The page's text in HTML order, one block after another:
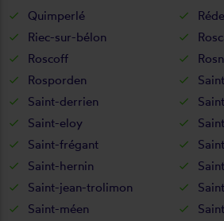
Quimperlé
Riec-sur-bélon
Roscoff
Rosporden
Saint-derrien
Saint-eloy
Saint-frégant
Saint-hernin
Saint-jean-trolimon
Saint-méen